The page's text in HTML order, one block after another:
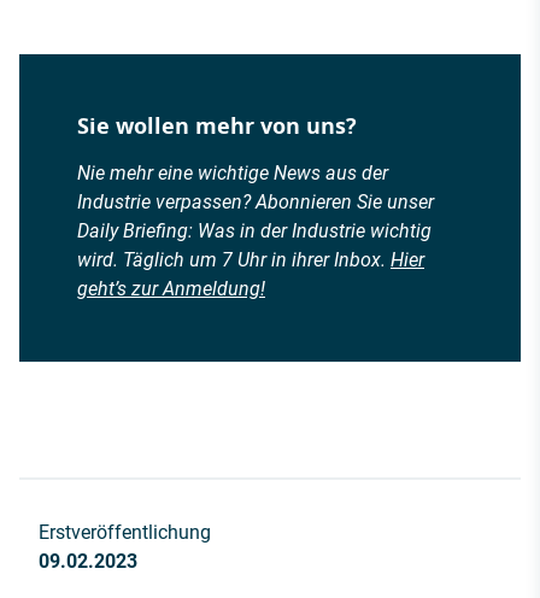
Sie wollen mehr von uns?
Nie mehr eine wichtige News aus der
Industrie verpassen? Abonnieren Sie unser
Daily Briefing: Was in der Industrie wichtig
wird. Täglich um 7 Uhr in ihrer Inbox. Hier
geht’s zur Anmeldung!
Erstveröffentlichung
09.02.2023